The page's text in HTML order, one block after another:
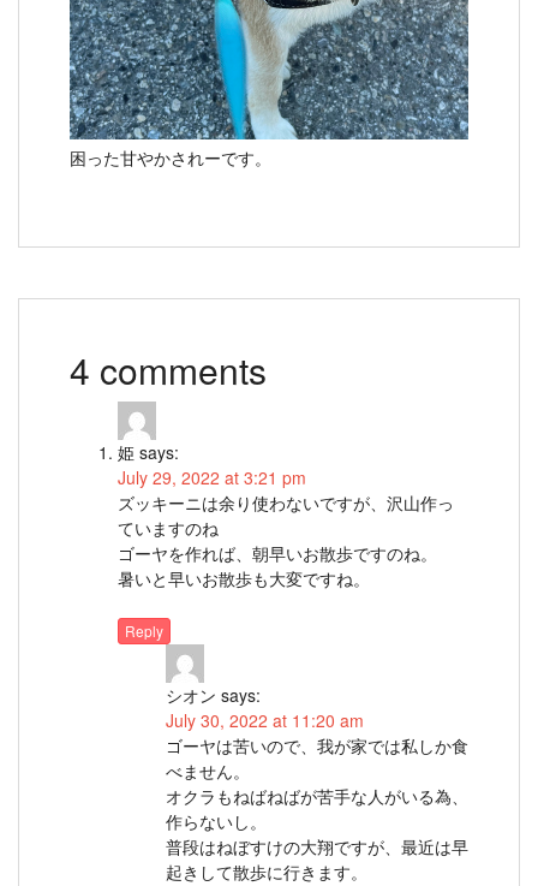
困った甘やかされーです。
4 comments
姫 says:
July 29, 2022 at 3:21 pm
ズッキーニは余り使わないですが、沢山作っ
ていますのね
ゴーヤを作れば、朝早いお散歩ですのね。
暑いと早いお散歩も大変ですね。
Reply
シオン says:
July 30, 2022 at 11:20 am
ゴーヤは苦いので、我が家では私しか食
べません。
オクラもねばねばが苦手な人がいる為、
作らないし。
普段はねぼすけの大翔ですが、最近は早
起きして散歩に行きます。